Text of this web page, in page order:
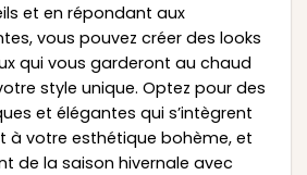
et en répondant aux
vous pouvez créer des looks
qui vous garderont au chaud
style unique. Optez pour des
et élégantes qui s’intègrent
à votre esthétique bohème, et
de la saison hivernale avec